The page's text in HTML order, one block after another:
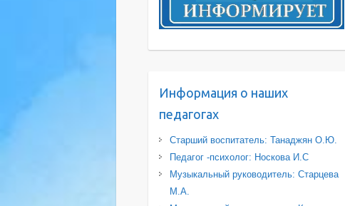
Информация о наших
педагогах
Старший воспитатель: Танаджян О.Ю.
Педагог -психолог: Носкова И.С
Музыкальный руководитель: Старцева
М.А.